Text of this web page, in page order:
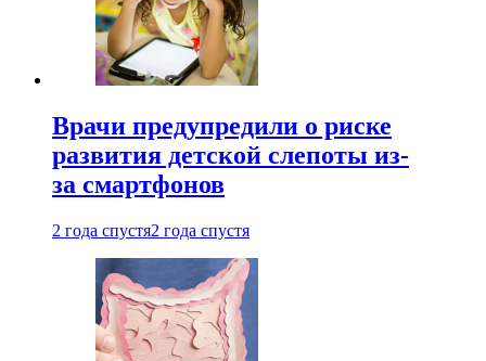
Врачи предупредили о риске
развития детской слепоты из-
за смартфонов
2 года спустя2 года спустя